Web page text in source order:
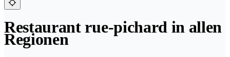
Restaurant rue-pichard in allen
Regionen